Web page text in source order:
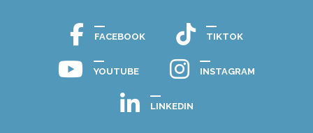
FACEBOOK TIKTOK
YOUTUBE INSTAGRAM
LINKEDIN